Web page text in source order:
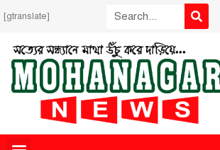
[gtranslate]